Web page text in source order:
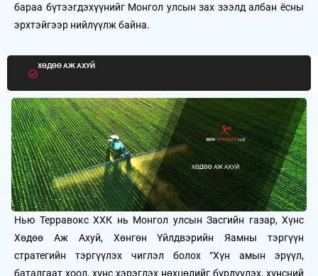
бараа бүтээгдэхүүнийг Монгол улсын зах зээлд албан ёсны
эрхтэйгээр нийлүүлж байна.
ХӨДӨӨ АЖ АХУЙ
Нью Терравокс ХХК нь Монгол улсын Засгийн газар, Хүнс
Хөдөө Аж Ахуй, Хөнгөн Үйлдвэрийн Яамны тэргүүн
стратегийн тэргүүлэх чиглэл болох “Хүн амын эрүүл,
баталгаат хоол, хүнс хэрэглэх нөхцөлийг бүрдүүлэх, хүнсний